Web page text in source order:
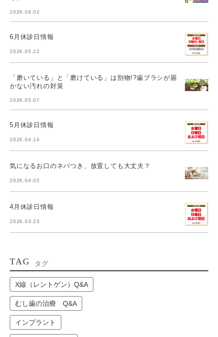
2026.06.02
6月休診日情報
2026.05.22
「磨いている」と「磨けている」は別物!?歯ブラシが届
かない汚れの対策
2026.05.07
5月休診日情報
2026.04.16
気になるお口のネバつき、放置しても大丈夫？
2026.04.02
4月休診日情報
2026.03.23
TAG タグ
X線（レントゲン）Q&A
むし歯の治療 Q&A
インプラント